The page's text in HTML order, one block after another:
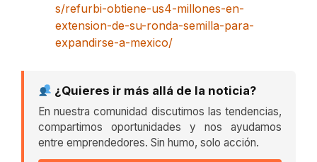
s/refurbi-obtiene-us4-millones-en-
extension-de-su-ronda-semilla-para-
expandirse-a-mexico/
¿Quieres ir más allá de la noticia?
En nuestra comunidad discutimos las tendencias,
compartimos oportunidades y nos ayudamos
entre emprendedores. Sin humo, solo acción.